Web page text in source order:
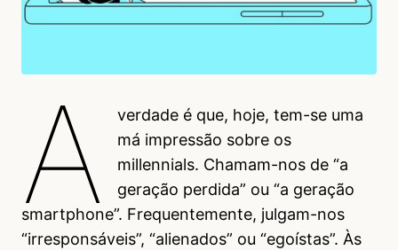
A
verdade é que, hoje, tem-se uma
má impressão sobre os
millennials. Chamam-nos de “a
geração perdida” ou “a geração
smartphone”. Frequentemente, julgam-nos
“irresponsáveis”, “alienados” ou “egoístas”. Às